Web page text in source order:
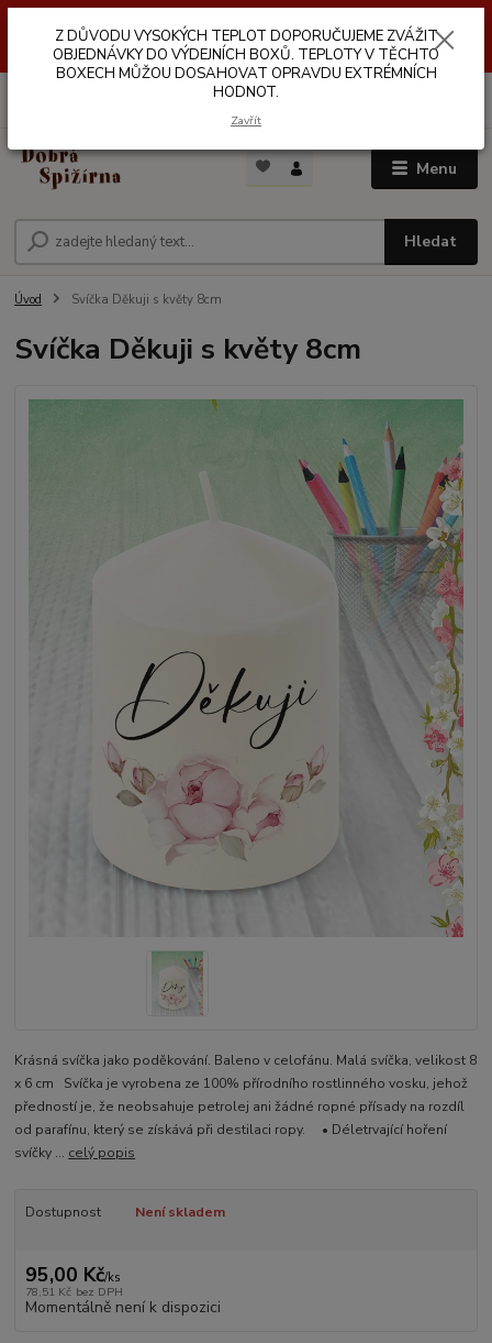
VÝDEJNÍCH BOXŮ. TEPLOTA V TĚCHTO BOXECH MŮŽE DOSAHOVAT
OPRAVDU EXTRÉMNÍCH HODNOT.
Menu
Hledat
Úvod Svíčka Děkuji s květy 8cm
Svíčka Děkuji s květy 8cm
Krásná svíčka jako poděkování. Baleno v celofánu. Malá svíčka, velikost 8
x 6 cm Svíčka je vyrobena ze 100% přírodního rostlinného vosku, jehož
předností je, že neobsahuje petrolej ani žádné ropné přísady na rozdíl
od parafínu, který se získává při destilaci ropy. • Déletrvající hoření
svíčky ... celý popis
Dostupnost Není skladem
95,00 Kč/ks
78,51 Kč bez DPH
Momentálně není k dispozici
Z DŮVODU VYSOKÝCH TEPLOT DOPORUČUJEME ZVÁŽIT
OBJEDNÁVKY DO VÝDEJNÍCH BOXŮ. TEPLOTY V TĚCHTO
BOXECH MŮŽOU DOSAHOVAT OPRAVDU EXTRÉMNÍCH
HODNOT.
Zavřít